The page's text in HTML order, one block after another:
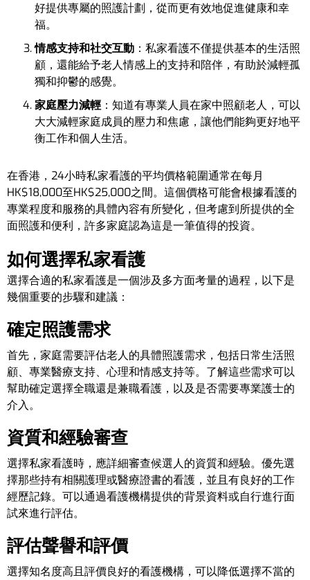
好提供專屬的照護計劃，從而更有效地促進健康和幸
福。
情感支持和社交互動 ：私家看護不僅提供基本的生活照
顧，還能給予老人情感上的支持和陪伴，有助於減輕孤
獨和抑鬱的感覺。
家庭壓力減輕 ：知道有專業人員在家中照顧老人，可以
大大減輕家庭成員的壓力和焦慮，讓他們能夠更好地平
衡工作和個人生活。
在香港，24小時私家看護的平均價格範圍通常在每月
HK$18,000至HK$25,000之間。這個價格可能會根據看護的
專業程度和服務的具體內容有所變化，但考慮到所提供的全
面照護和便利，許多家庭認為這是一筆值得的投資。
如何選擇私家看護
選擇合適的私家看護是一個涉及多方面考量的過程，以下是
幾個重要的步驟和建議：
確定照護需求
首先，家庭需要評估老人的具體照護需求，包括日常生活照
顧、專業醫療支持、心理和情感支持等。了解這些需求可以
幫助確定選擇全職還是兼職看護，以及是否需要專業護士的
介入。
資質和經驗審查
選擇私家看護時，應詳細審查候選人的資質和經驗。優先選
擇那些持有相關護理或醫療證書的看護，並且有良好的工作
經歷記錄。可以通過看護機構提供的背景資料或自行進行面
試來進行評估。
評估聲譽和評價
選擇知名度高且評價良好的看護機構，可以降低選擇不當的